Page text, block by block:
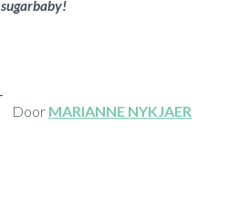
sugarbaby!
Door MARIANNE NYKJAER